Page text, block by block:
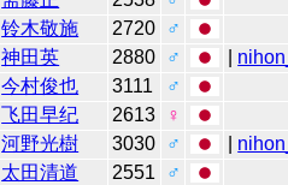
铃木敬施 2720
♂
神田英 2880 ♂
今村俊也 3111
♂
飞田早纪 2613
♀
河野光樹 3030 ♂
太田清道 2551
♂